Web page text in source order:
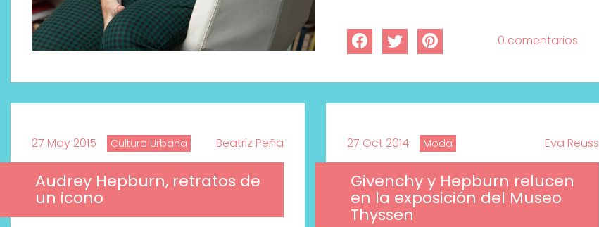
0 comentarios
27 May 2015 Cultura Urbana Beatriz Peña
Audrey Hepburn, retratos de
un icono
27 Oct 2014 Moda Eva Reuss
Givenchy y Hepburn relucen
en la exposición del Museo
Thyssen